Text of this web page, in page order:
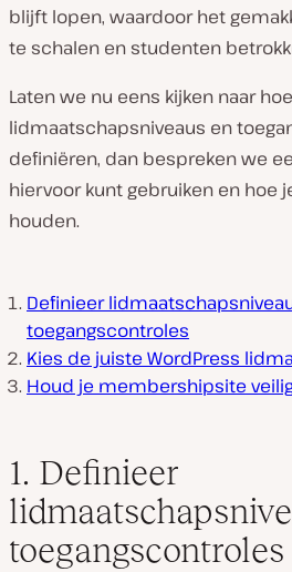
blijft lopen, waardoor het
te schalen en studenten
Laten we nu eens kijken naar
lidmaatschapsniveaus en
definiëren, dan bespreken we
hiervoor kunt gebruiken en hoe
houden.
Definieer
toegangscontroles
Kies de juiste WordPress
Houd je membershipsite
1. Definieer
toegangscontroles